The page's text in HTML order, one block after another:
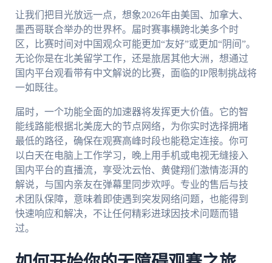
让我们把目光放远一点，想象2026年由美国、加拿大、
墨西哥联合举办的世界杯。届时赛事横跨北美多个时
区，比赛时间对中国观众可能更加“友好”或更加“阴间”。
无论你是在北美留学工作，还是旅居其他大洲，想通过
国内平台观看带有中文解说的比赛，面临的IP限制挑战将
一如既往。
届时，一个功能全面的加速器将发挥更大价值。它的智
能线路能根据北美庞大的节点网络，为你实时选择拥堵
最低的路径，确保在观赛高峰时段也能稳定连接。你可
以白天在电脑上工作学习，晚上用手机或电视无缝接入
国内平台的直播流，享受沈云怡、黄健翔们激情澎湃的
解说，与国内亲友在弹幕里同步欢呼。专业的售后与技
术团队保障，意味着即使遇到突发网络问题，也能得到
快速响应和解决，不让任何精彩进球因技术问题而错
过。